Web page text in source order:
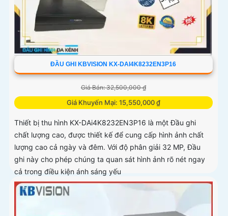
ĐẦU GHI KBVISION KX-DAI4K8232EN3P16
Giá Bán: 32,500,000 ₫
Giá Khuyến Mại: 15,550,000 ₫
Thiết bị thu hình KX-DAi4K8232EN3P16 là một Đầu ghi
chất lượng cao, được thiết kế để cung cấp hình ảnh chất
lượng cao cả ngày và đêm. Với độ phân giải 32 MP, Đầu
ghi này cho phép chúng ta quan sát hình ảnh rõ nét ngay
cả trong điều kiện ánh sáng yếu